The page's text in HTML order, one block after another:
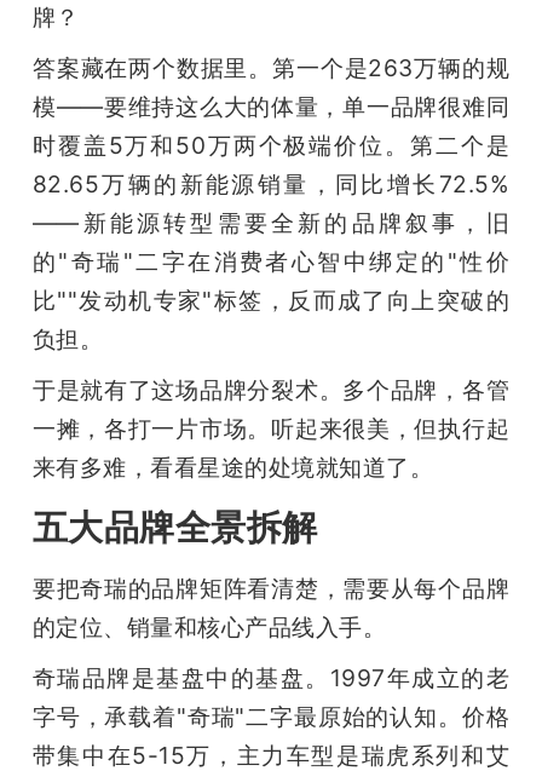
牌？
答案藏在两个数据里。第一个是263万辆的规
模——要维持这么大的体量，单一品牌很难同
时覆盖5万和50万两个极端价位。第二个是
82.65万辆的新能源销量，同比增长72.5%
——新能源转型需要全新的品牌叙事，旧
的"奇瑞"二字在消费者心智中绑定的"性价
比""发动机专家"标签，反而成了向上突破的
负担。
于是就有了这场品牌分裂术。多个品牌，各管
一摊，各打一片市场。听起来很美，但执行起
来有多难，看看星途的处境就知道了。
五大品牌全景拆解
要把奇瑞的品牌矩阵看清楚，需要从每个品牌
的定位、销量和核心产品线入手。
奇瑞品牌是基盘中的基盘。1997年成立的老
字号，承载着"奇瑞"二字最原始的认知。价格
带集中在5-15万，主力车型是瑞虎系列和艾